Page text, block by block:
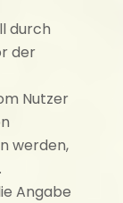
durch
der
Nutzer
werden,
Angabe